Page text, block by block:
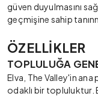
güven duyulmasını
geçmişine sahip
ÖZELLİKLER
TOPLULUĞA
Elva, The Valley'in ana
odaklı bir topluluktur.